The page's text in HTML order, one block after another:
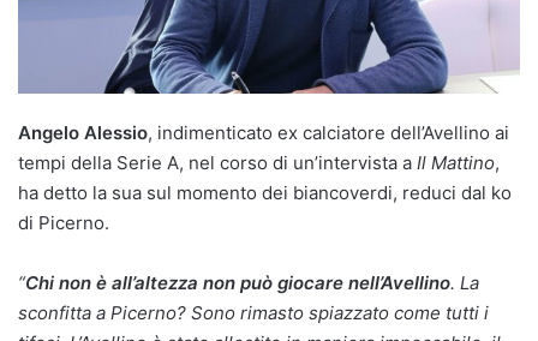
Angelo Alessio, indimenticato ex calciatore dell’Avellino ai
tempi della Serie A, nel corso di un’intervista a Il Mattino,
ha detto la sua sul momento dei biancoverdi, reduci dal ko
di Picerno.
“Chi non è all’altezza non può giocare nell’Avellino. La
sconfitta a Picerno? Sono rimasto spiazzato come tutti i